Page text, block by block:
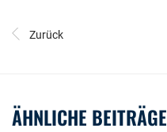
Zurück
ÄHNLICHE BEITRÄGE